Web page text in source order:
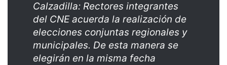
Calzadilla: Rectores integrantes
del CNE acuerda la realización de
elecciones conjuntas regionales y
municipales. De esta manera se
elegirán en la misma fecha